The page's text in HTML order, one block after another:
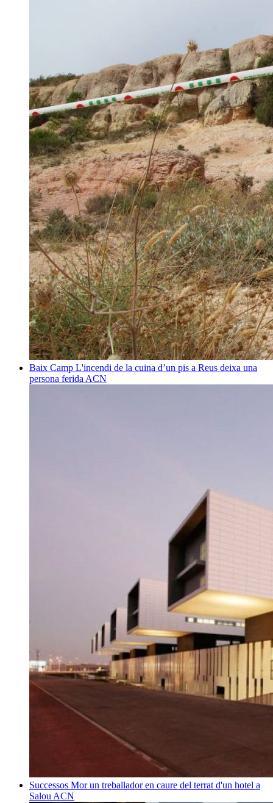
Baix Camp L'incendi de la cuina d’un pis a Reus deixa una
persona ferida ACN
Successos Mor un treballador en caure del terrat d'un hotel a
Salou ACN